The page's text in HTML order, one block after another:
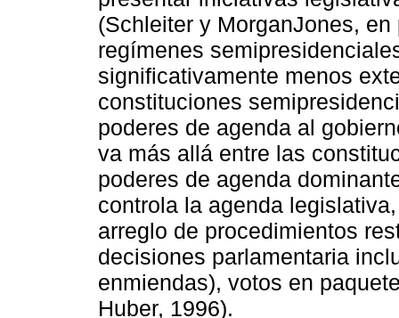
(Schleiter y MorganJones,
regímenes
significativamente menos
constituciones
poderes de agenda al
va más allá entre las
poderes de agenda
controla la agenda
arreglo de procedimientos
decisiones parlamentaria
enmiendas), votos en
Huber, 1996).